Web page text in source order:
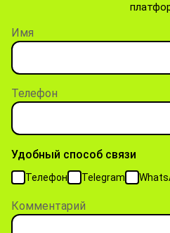
Имя
Телефон
Удобный способ связи
Телефон Telegram
Комментарий